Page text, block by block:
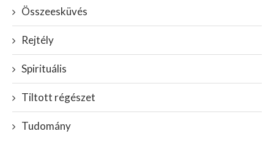
Összeesküvés
Rejtély
Spirituális
Tiltott régészet
Tudomány